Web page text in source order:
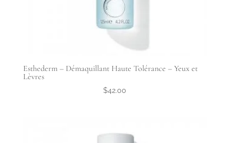
Esthederm – Démaquillant Haute Tolérance – Yeux et
Lèvres
$42.00